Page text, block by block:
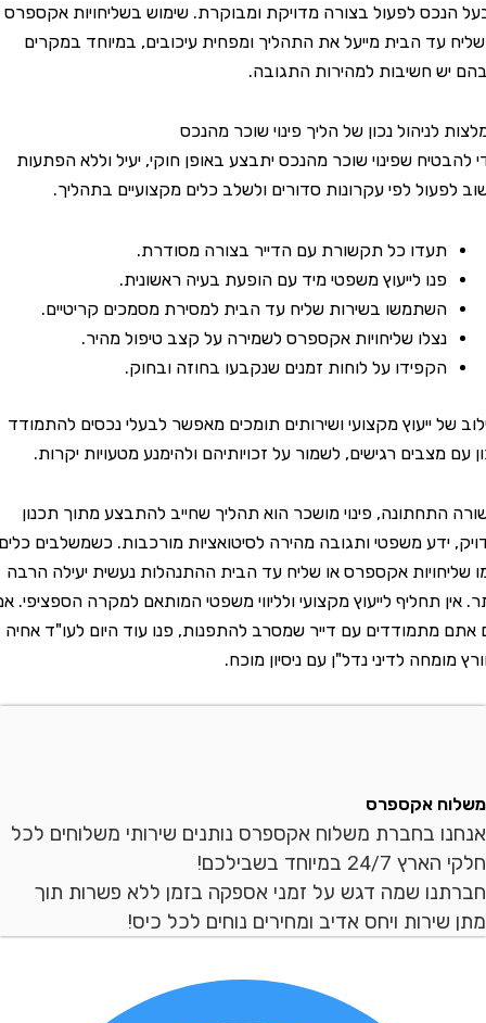
לפעול בצורה מדויקת ומבוקרת. שימוש בשליחויות אקספרס
הבית מייעל את התהליך ומפחית עיכובים, במיוחד במקרים
חשיבות למהירות התגובה.
נכון של הליך פינוי שוכר מהנכס
שפינוי שוכר מהנכס יתבצע באופן חוקי, יעיל וללא הפתעות
לפי עקרונות סדורים ולשלב כלים מקצועיים בתהליך.
תעדו כל תקשורת עם הדייר בצורה מסודרת.
פנו לייעוץ משפטי מיד עם הופעת בעיה ראשונית.
השתמשו בשירות שליח עד הבית למסירת מסמכים קריטיים.
נצלו שליחויות אקספרס לשמירה על קצב טיפול מהיר.
הקפידו על לוחות זמנים שנקבעו בחוזה ובחוק.
ייעוץ מקצועי ושירותים תומכים מאפשר לבעלי נכסים להתמודד
מצבים רגישים, לשמור על זכויותיהם ולהימנע מטעויות יקרות.
פינוי מושכר הוא תהליך שחייב להתבצע מתוך תכנון
משפטי ותגובה מהירה לסיטואציות מורכבות. כשמשלבים כלים
אקספרס או שליח עד הבית ההתנהלות נעשית יעילה הרבה
תחליף לייעוץ מקצועי ולליווי משפטי המותאם למקרה הספציפי. אם
עם דייר שמסרב להתפנות, פנו עוד היום לעו"ד אחיה
לדיני נדל"ן עם ניסיון מוכח.
אקספרס
בחברת משלוח אקספרס נותנים שירותי משלוחים לכל
במיוחד בשבילכם!
שמה דגש על זמני אספקה בזמן ללא פשרות תוך
ויחס אדיב ומחירים נוחים לכל כיס!